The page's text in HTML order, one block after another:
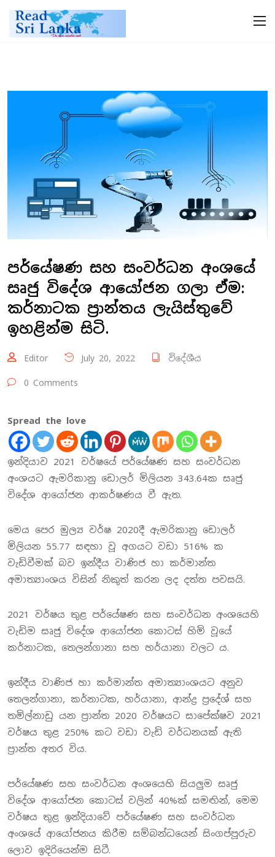
පර්යේෂණ සහ සංවර්ධන අංශයේ
සෘජු විදේශ ආයෝජන ගලා ඒම:
කර්නාටක ප්‍රාන්තය ලැයිස්තුවේ
ඉහළින්ම සිටි.
Editor July 20, 2022 විදේශීය
0 Comments
Spread the love
ඉන්දියාව 2021 වර්ෂයේ පර්යේෂණ සහ සංවර්ධන
අංශයට ඇමරිකානු ඩොලර් මිලියන 343.64ක සෘජු
විදේශ ආයෝජන ආකර්ෂණය වී ඇත.
මෙය පෙර මුල්‍ය වර්ෂ 2020දී ඇමරිකානු ඩොලර්
මිලියන 55.77 සඳහා වූ අගයට වඩා 516% ක
වැඩිවීමක් බව ඉන්දීය වාණිජ හා කර්මාන්ත
අමාත්‍යාංශය විසින් නිකුත් කරන ලද දත්ත පවසයි.
2021 වර්ෂය තුළ පර්යේෂණ සහ සංවර්ධන අංශයෙහි
වැඩිම සෘජු විදේශ ආයෝජන කොටස් හිමි වූයේ
කර්නාටක, තෙලන්ගානා සහ හර්යානා වලට ය.
ඉන්දීය වාණිජ හා කර්මාන්ත අමාත්‍යාංශයට අනුව
තෙලන්ගානා, කර්නාටක, හර්යානා, ආන්ද්‍ර ප්‍රදේශ් සහ
තමිල්නාඩු යන ප්‍රාන්ත 2020 වර්ෂයට සාපේක්ෂව 2021
වර්ෂය තුළ 250% කට වඩා වැඩි වර්ධනයක් ඇති
ප්‍රාන්ත අතර විය.
පර්යේෂණ සහ සංවර්ධන අංශයෙහි සියලුම සෘජු
විදේශ ආයෝජන කොටස් වලින් 40%ක් සමඟින්, මෙම
වර්ෂය තුළ ඉන්දියාවේ පර්යේෂණ සහ සංවර්ධන
අංශයේ ආයෝජනය කිරීම සම්බන්ධයෙන් සිංගප්පූරුව
ලොව ඉදිරියෙන්ම සිටී.